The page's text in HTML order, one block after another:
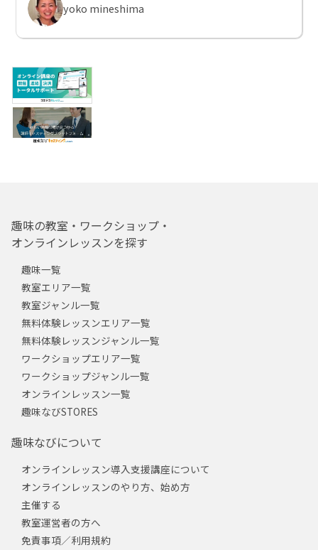
yoko mineshima
趣味の教室・ワークショップ・
オンラインレッスンを探す
趣味一覧
教室エリア一覧
教室ジャンル一覧
無料体験レッスンエリア一覧
無料体験レッスンジャンル一覧
ワークショップエリア一覧
ワークショップジャンル一覧
オンラインレッスン一覧
趣味なびSTORES
趣味なびについて
オンラインレッスン導入支援講座について
オンラインレッスンのやり方、始め方
主催する
教室運営者の方へ
免責事項／利用規約